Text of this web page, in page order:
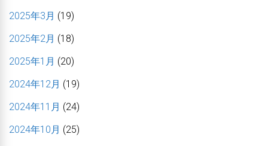
2025年3月 (19)
2025年2月 (18)
2025年1月 (20)
2024年12月 (19)
2024年11月 (24)
2024年10月 (25)